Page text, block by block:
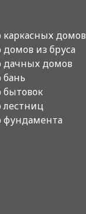
каркасных домов
домов из бруса
дачных домов
бань
бытовок
лестниц
фундамента